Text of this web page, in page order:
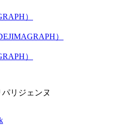
）
）
）